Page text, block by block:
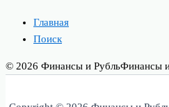
Главная
Поиск
© 2026 Финансы и РубльФинансы